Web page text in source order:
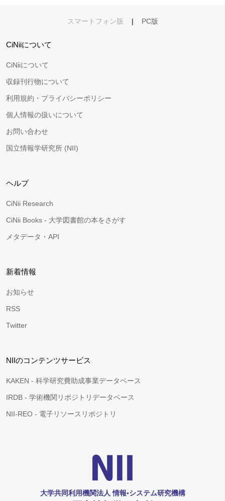
スマートフォン版 | PC版
CiNiiについて
CiNiiについて
収録刊行物について
利用規約・プライバシーポリシー
個人情報の扱いについて
お問い合わせ
国立情報学研究所 (NII)
ヘルプ
CiNii Research
CiNii Books - 大学図書館の本をさがす
メタデータ・API
新着情報
お知らせ
RSS
Twitter
NIIのコンテンツサービス
KAKEN - 科学研究費助成事業データベース
IRDB - 学術機関リポジトリデータベース
NII-REO - 電子リソースリポジトリ
大学共同利用機関法人 情報•システム研究機構